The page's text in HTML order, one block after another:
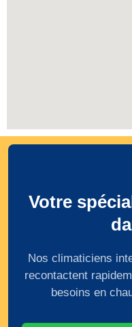
Votre
Nos climaticiens
recontactent
besoins en